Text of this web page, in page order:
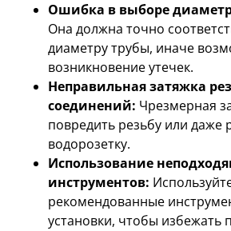
Ошибка в выборе
Она должна точно
диаметру трубы, иначе
возникновение утечек.
Неправильная затяжка
соединений: Чрезмерная
повредить резьбу или даже
водорозетку.
Использование
инструментов:
рекомендованные
установки, чтобы избежать